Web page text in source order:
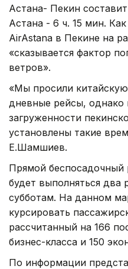
Астана- Пекин
Астана - 6 ч. 15 мин.
AirAstana в Пекине на
«сказывается фактор
ветров».
«Мы просили
дневные рейсы, однако
загруженности
установлены такие
Е.Шамшиев.
Прямой беспосадочный
будет выполняться
субботам. На данном
курсировать
рассчитанный на 166
бизнес-класса и 150
По информации